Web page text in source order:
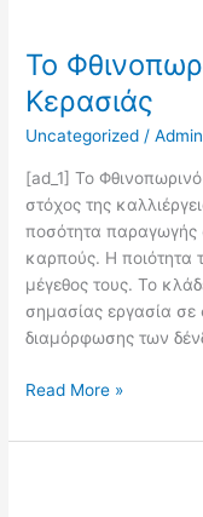
Το
Κερασιάς
Uncategorized /
[ad_1] Το
στόχος της
ποσότητα παραγωγής
καρπούς. Η ποιότητα
μέγεθος τους. Το
σημασίας εργασία σε
διαμόρφωσης των
Κλάδεμα
της
Κερασιάς
Read More »